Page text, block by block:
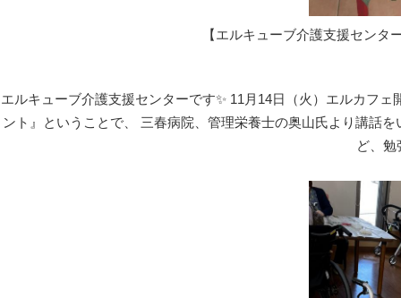
【エルキューブ介護支援センタ
エルキューブ介護支援センターです✨ 11月14日（火）エルカフ
ント』ということで、 三春病院、管理栄養士の奥山氏より講話
ど、